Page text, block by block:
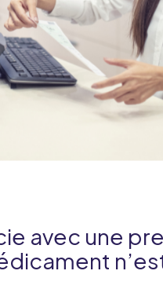
avec une